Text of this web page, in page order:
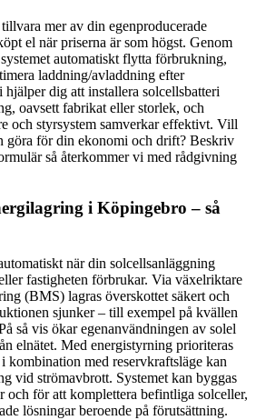
mer av din egenproducerade
el när priserna är som högst. Genom
automatiskt flytta förbrukning,
laddning/avladdning efter
dig att installera solcellsbatteri
oavsett fabrikat eller storlek, och
och styrsystem samverkar effektivt. Vill
göra för din ekonomi och drift? Beskriv
så återkommer vi med rådgivning
i Köpingebro – så
när din solcellsanläggning
fastigheten förbrukar. Via växelriktare
(BMS) lagras överskottet säkert och
sjunker – till exempel på kvällen
så vis ökar egenanvändningen av solel
elnätet. Med energistyrning prioriteras
kombination med reservkraftsläge kan
vid strömavbrott. Systemet kan byggas
och för att komplettera befintliga solceller,
lösningar beroende på förutsättning.